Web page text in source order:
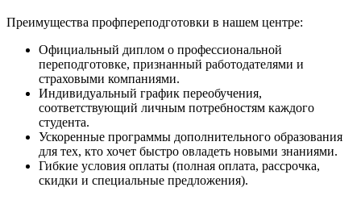
Преимущества профпереподготовки в нашем центре:
Официальный диплом о профессиональной
переподготовке, признанный работодателями и
страховыми компаниями.
Индивидуальный график переобучения,
соответствующий личным потребностям каждого
студента.
Ускоренные программы дополнительного образования
для тех, кто хочет быстро овладеть новыми знаниями.
Гибкие условия оплаты (полная оплата, рассрочка,
скидки и специальные предложения).